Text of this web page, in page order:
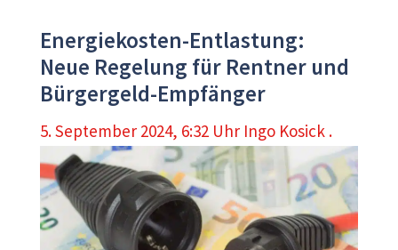
Energiekosten-Entlastung:
Neue Regelung für Rentner und
Bürgergeld-Empfänger
5. September 2024, 6:32 Uhr Ingo Kosick .